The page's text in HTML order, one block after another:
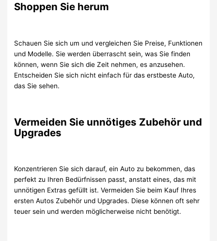
Shoppen Sie herum
Schauen Sie sich um und vergleichen Sie Preise, Funktionen
und Modelle. Sie werden überrascht sein, was Sie finden
können, wenn Sie sich die Zeit nehmen, es anzusehen.
Entscheiden Sie sich nicht einfach für das erstbeste Auto,
das Sie sehen.
Vermeiden Sie unnötiges Zubehör und
Upgrades
Konzentrieren Sie sich darauf, ein Auto zu bekommen, das
perfekt zu Ihren Bedürfnissen passt, anstatt eines, das mit
unnötigen Extras gefüllt ist. Vermeiden Sie beim Kauf Ihres
ersten Autos Zubehör und Upgrades. Diese können oft sehr
teuer sein und werden möglicherweise nicht benötigt.